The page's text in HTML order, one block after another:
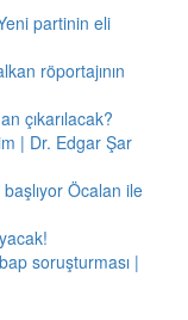
partinin eli
röportajının
çıkarılacak?
| Dr. Edgar Şar
Öcalan ile
soruşturması |